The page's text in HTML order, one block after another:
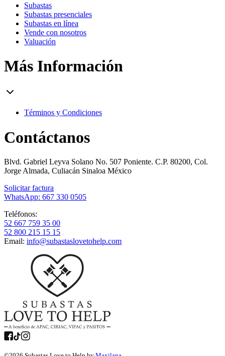
Subastas
Subastas presenciales
Subastas en línea
Vende con nosotros
Valuación
Más Información
Términos y Condiciones
Contáctanos
Blvd. Gabriel Leyva Solano No. 507 Poniente. C.P. 80200, Col.
Jorge Almada, Culiacán Sinaloa México
Solicitar factura
WhatsApp: 667 330 0505
Teléfonos:
52 667 759 35 00
52 800 215 15 15
Email: info@subastaslovetohelp.com